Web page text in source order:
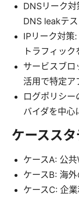
DNSリーク対
DNS leakテ
IPリーク対策
トラフィッ
サービスブロ
活用で特定ア
ログポリシー
バイダを中心
ケースス
ケースA: 公
ケースB: 海
ケースC: 企